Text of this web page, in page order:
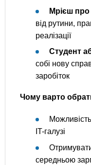
Мрієш
від рутини,
реалізації
Студент
собі нову
заробіток
Чому варто
IT-галузі
середньою